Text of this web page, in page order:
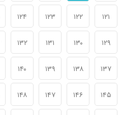
۱۲۱ ۱۲۲ ۱۲۳ ۱۲۴
۱۲۹ ۱۳۰ ۱۳۱ ۱۳۲
۱۳۷ ۱۳۸ ۱۳۹ ۱۴۰
۱۴۵ ۱۴۶ ۱۴۷ ۱۴۸